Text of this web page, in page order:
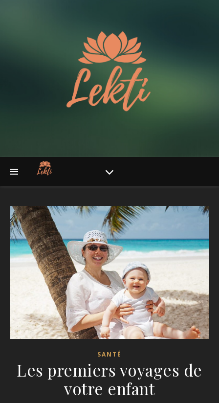
SANTÉ
Les premiers voyages de
votre enfant